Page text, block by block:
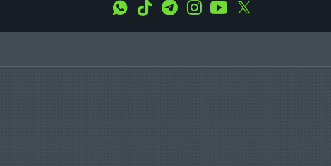
WhatsApp
Tiktok TelegramInstagramYoutube